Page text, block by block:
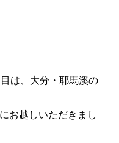
は、大分・耶馬溪の
お越しいただきまし